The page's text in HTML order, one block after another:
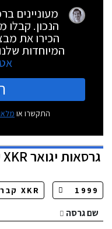
מעוניינים
הנכון. קבלו
הכירו את
המיוחדות
התקשרו או
גרסאותיגואר XKR קבריולט
שם גרסה